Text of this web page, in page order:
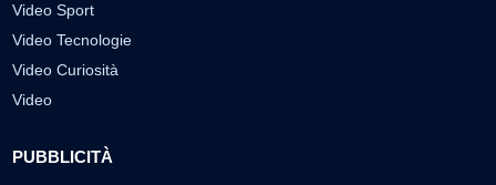
Video Sport
Video Tecnologie
Video Curiosità
Video
PUBBLICITÀ